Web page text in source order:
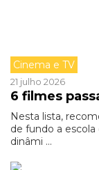
Cinema e TV
21 julho 2026
6 filmes
Nesta lista,
de fundo a
dinâmi ...